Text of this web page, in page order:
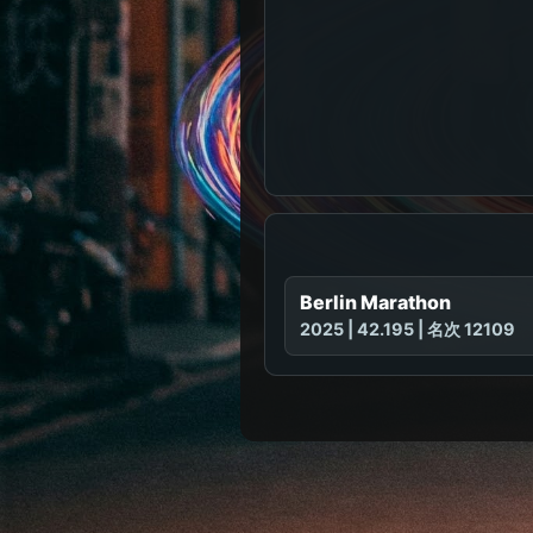
Berlin Marathon
2025 | 42.195 | 名次 12109